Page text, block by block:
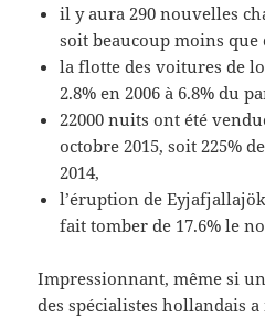
il y aura 290 nouvelles
soit beaucoup moins que
la flotte des voitures de
2.8% en 2006 à 6.8% du
22000 nuits ont été
octobre 2015, soit 225%
2014,
l’éruption de
fait tomber de 17.6% le
Impressionnant, même si
des spécialistes hollandais